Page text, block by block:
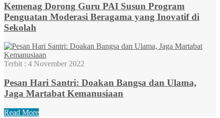
Kemenag Dorong Guru PAI Susun Program
Penguatan Moderasi Beragama yang Inovatif di
Sekolah
Terbit : 4 November 2022
Pesan Hari Santri: Doakan Bangsa dan Ulama,
Jaga Martabat Kemanusiaan
Read More